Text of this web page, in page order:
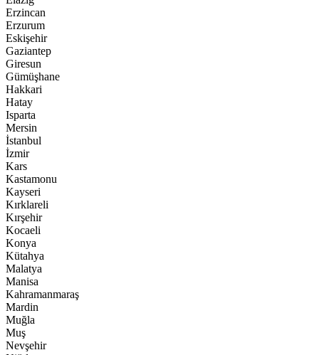
Erzincan
Erzurum
Eskişehir
Gaziantep
Giresun
Gümüşhane
Hakkari
Hatay
Isparta
Mersin
İstanbul
İzmir
Kars
Kastamonu
Kayseri
Kırklareli
Kırşehir
Kocaeli
Konya
Kütahya
Malatya
Manisa
Kahramanmaraş
Mardin
Muğla
Muş
Nevşehir